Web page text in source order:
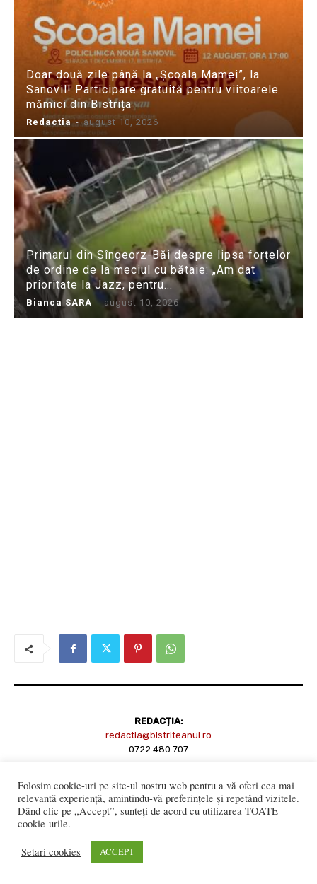
Doar două zile până la „Școala Mamei”, la
Sanovil! Participare gratuită pentru viitoarele
mămici din Bistrița
Redactia - august 10, 2026
Primarul din Sîngeorz-Băi despre lipsa forțelor
de ordine de la meciul cu bătaie: „Am dat
prioritate la Jazz, pentru...
Bianca SARA - august 10, 2026
REDACȚIA:
redactia@bistriteanul.ro
0722.480.707
publicitate@bistriteanul.ro
Redacția beneficiază de serviciile juridice ale
avocati “Gaurean si Asociatii”
Folosim cookie-uri pe site-ul nostru web pentru a vă oferi cea mai
relevantă experiență, amintindu-vă preferințele și repetând vizitele.
Dând clic pe „Accept”, sunteți de acord cu utilizarea TOATE
cookie-urile.
Setari cookies ACCEPT